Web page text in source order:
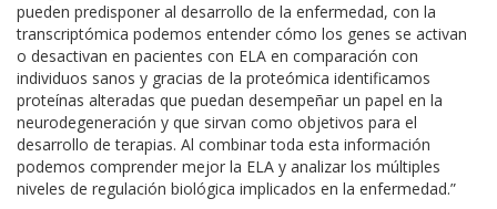
pueden predisponer al desarrollo de la enfermedad, con la
transcriptómica podemos entender cómo los genes se activan
o desactivan en pacientes con ELA en comparación con
individuos sanos y gracias de la proteómica identificamos
proteínas alteradas que puedan desempeñar un papel en la
neurodegeneración y que sirvan como objetivos para el
desarrollo de terapias. Al combinar toda esta información
podemos comprender mejor la ELA y analizar los múltiples
niveles de regulación biológica implicados en la enfermedad.”